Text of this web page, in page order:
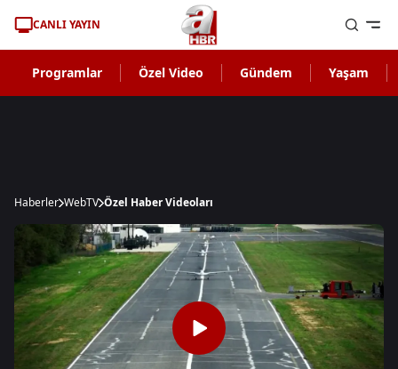
CANLI YAYIN
Programlar Özel Video Gündem Yaşam
Haberler WebTV Özel Haber Videoları